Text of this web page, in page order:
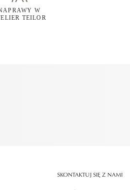
W
TEILOR
SKONTAKTUJ SIĘ Z NAMI